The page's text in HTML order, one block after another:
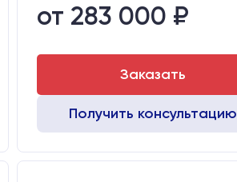
Глубина опускания рабочего стола, мм:
Направляющие оси Y:
от 283 000 ₽
Заказать
Получить консультацию